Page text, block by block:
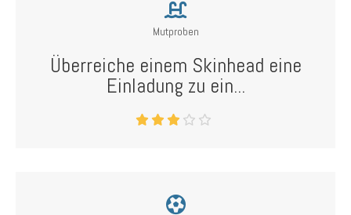
Mutproben
Überreiche einem Skinhead eine
Einladung zu ein...